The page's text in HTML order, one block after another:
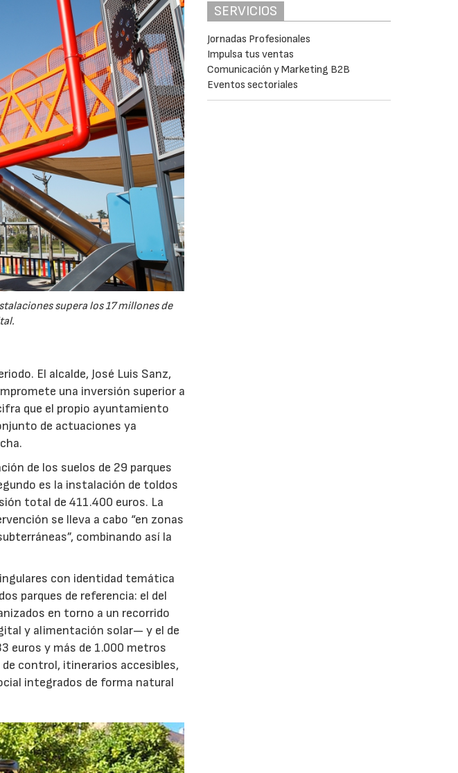
supera los 17 millones de
El alcalde, José Luis Sanz,
una inversión superior a
que el propio ayuntamiento
de actuaciones ya
de los suelos de 29 parques
es la instalación de toldos
total de 411.400 euros. La
se lleva a cabo “en zonas
combinando así la
con identidad temática
parques de referencia: el del
en torno a un recorrido
y alimentación solar— y el de
euros y más de 1.000 metros
control, itinerarios accesibles,
integrados de forma natural
SERVICIOS
Jornadas Profesionales
Impulsa tus ventas
Comunicación y Marketing B2B
Eventos sectoriales